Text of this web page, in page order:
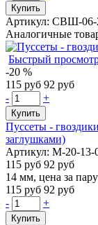
Купить
Артикул: СВШ-06-
Аналогичные
Быстрый
-20 %
115 руб 92 руб
-
+
Купить
Пуссеты -
заглушками)
Артикул: М-20-13-
115 руб 92 руб
14 мм, цена за пару
115 руб 92 руб
-
+
Купить